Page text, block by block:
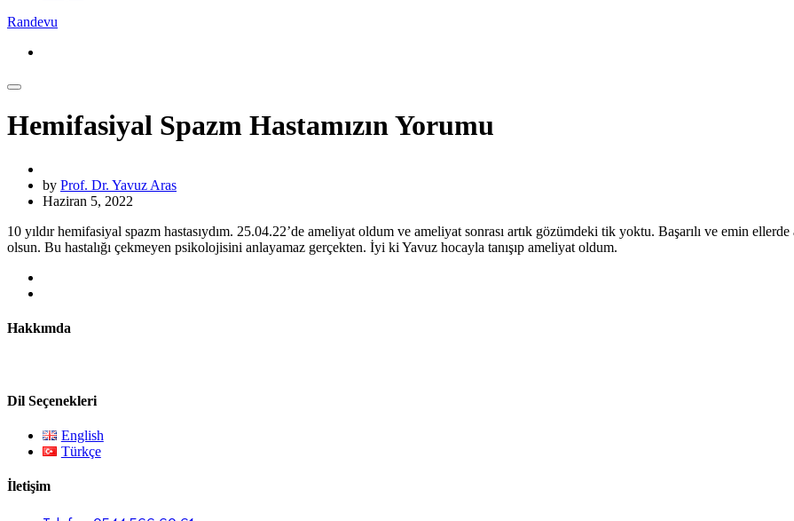
Randevu
Hemifasiyal Spazm Hastamızın Yorumu
by Prof. Dr. Yavuz Aras
Haziran 5, 2022
10 yıldır hemifasiyal spazm hastasıydım. 25.04.22’de ameliyat oldum ve ameliyat sonrası artık gözümdeki tik yoktu. Başarılı ve emin
olsun. Bu hastalığı çekmeyen psikolojisini anlayamaz gerçekten. İyi ki Yavuz hocayla tanışıp ameliyat oldum.
Hakkımda
Dil Seçenekleri
English
Türkçe
İletişim